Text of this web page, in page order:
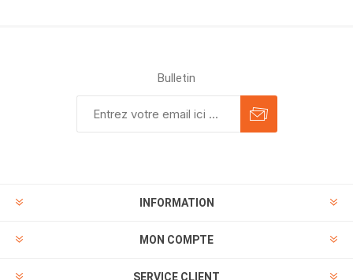
Bulletin
INFORMATION
MON COMPTE
SERVICE CLIENT